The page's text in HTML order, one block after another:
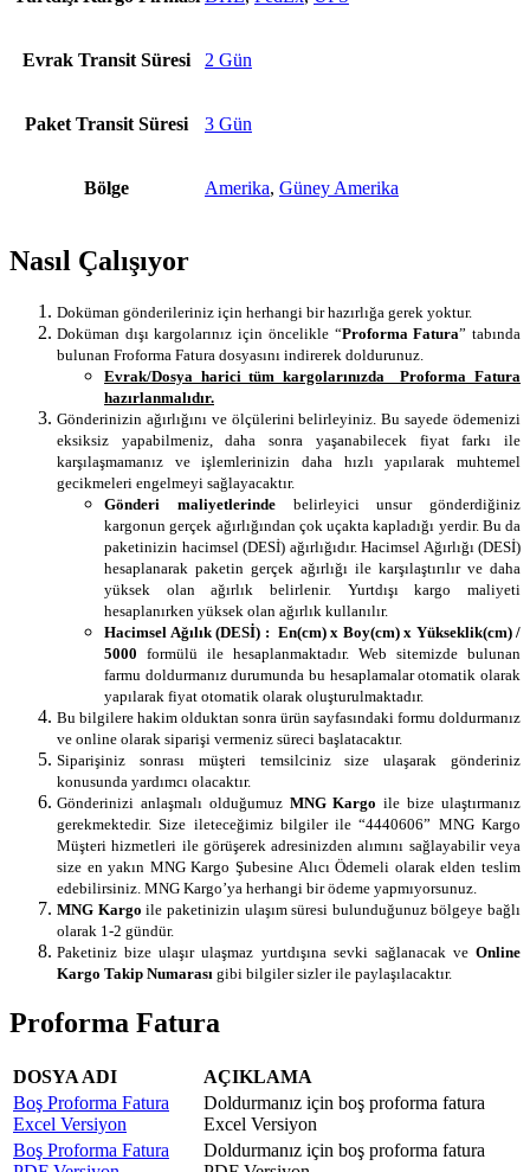
Evrak Transit Süresi 2 Gün
Paket Transit Süresi 3 Gün
Bölge Amerika, Güney Amerika
Nasıl Çalışıyor
Doküman gönderileriniz için herhangi bir hazırlığa gerek yoktur.
Doküman dışı kargolarınız için öncelikle “Proforma Fatura” tabında
bulunan Froforma Fatura dosyasını indirerek doldurunuz.
Evrak/Dosya harici tüm kargolarınızda Proforma Fatura
hazırlanmalıdır.
Gönderinizin ağırlığını ve ölçülerini belirleyiniz. Bu sayede ödemenizi
eksiksiz yapabilmeniz, daha sonra yaşanabilecek fiyat farkı ile
karşılaşmamanız ve işlemlerinizin daha hızlı yapılarak muhtemel
gecikmeleri engelmeyi sağlayacaktır.
Gönderi maliyetlerindebelirleyici unsur gönderdiğiniz
kargonun gerçek ağırlığından çok uçakta kapladığı yerdir. Bu da
paketinizin hacimsel (DESİ) ağırlığıdır. Hacimsel Ağırlığı (DESİ)
hesaplanarak paketin gerçek ağırlığı ile karşılaştırılır ve daha
yüksek olan ağırlık belirlenir. Yurtdışı kargo maliyeti
hesaplanırken yüksek olan ağırlık kullanılır.
Hacimsel Ağılık (DESİ) : En(cm) x Boy(cm) x Yükseklik(cm) /
5000 formülü ile hesaplanmaktadır. Web sitemizde bulunan
farmu doldurmanız durumunda bu hesaplamalar otomatik olarak
yapılarak fiyat otomatik olarak oluşturulmaktadır.
Bu bilgilere hakim olduktan sonra ürün sayfasındaki formu doldurmanız
ve online olarak siparişi vermeniz süreci başlatacaktır.
Siparişiniz sonrası müşteri temsilciniz size ulaşarak gönderiniz
konusunda yardımcı olacaktır.
Gönderinizi anlaşmalı olduğumuz MNG Kargo ile bize ulaştırmanız
gerekmektedir. Size ileteceğimiz bilgiler ile “4440606” MNG Kargo
Müşteri hizmetleri ile görüşerek adresinizden alımını sağlayabilir veya
size en yakın MNG Kargo Şubesine Alıcı Ödemeli olarak elden teslim
edebilirsiniz. MNG Kargo’ya herhangi bir ödeme yapmıyorsunuz.
MNG Kargo ile paketinizin ulaşım süresi bulunduğunuz bölgeye bağlı
olarak 1-2 gündür.
Paketiniz bize ulaşır ulaşmaz yurtdışına sevki sağlanacak ve Online
Kargo Takip Numarası gibi bilgiler sizler ile paylaşılacaktır.
Proforma Fatura
DOSYA ADI
AÇIKLAMA
Boş Proforma Fatura
Excel Versiyon
Doldurmanız için boş proforma fatura
Excel Versiyon
Boş Proforma Fatura
Doldurmanız için boş proforma fatura